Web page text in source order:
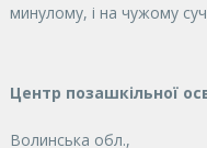
минулому, і на чужому
Центр позашкільної
Волинська обл.,